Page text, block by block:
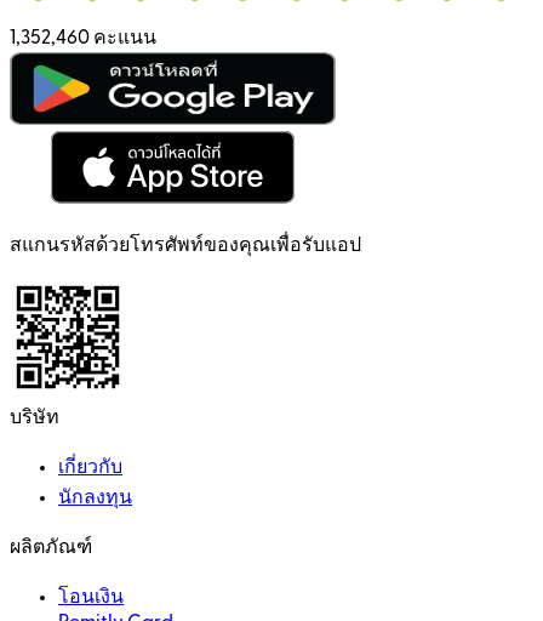
1,352,460 คะแนน
สแกนรหัสด้วยโทรศัพท์ของคุณเพื่อรับแอป
บริษัท
เกี่ยวกับ
นักลงทุน
ผลิตภัณฑ์
โอนเงิน